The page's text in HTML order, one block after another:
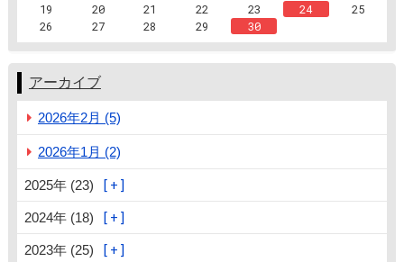
19
20 21 22 23 24
25
26
27 28 29 30
アーカイブ
2026年2月 (5)
2026年1月 (2)
2025年 (23)
2024年 (18)
2023年 (25)